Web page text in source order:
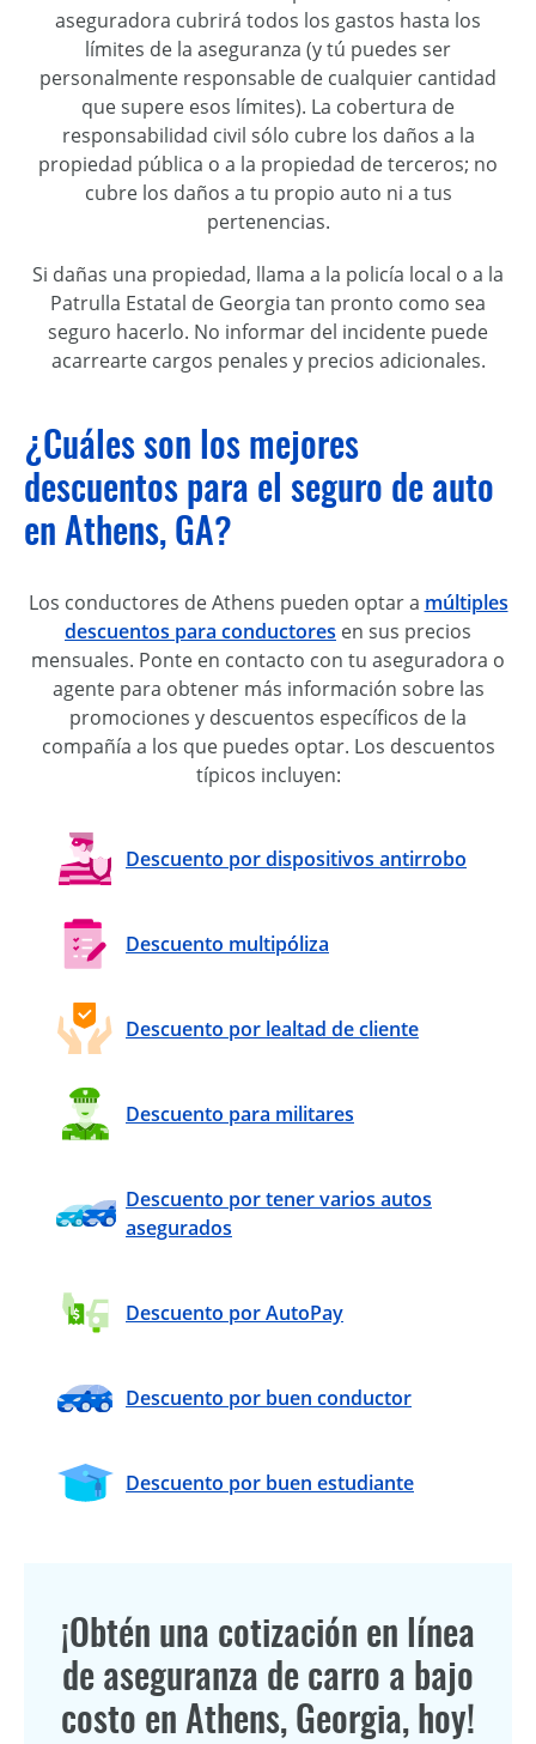
aseguradora cubrirá todos los gastos hasta los
límites de la aseguranza (y tú puedes ser
personalmente responsable de cualquier cantidad
que supere esos límites). La cobertura de
responsabilidad civil sólo cubre los daños a la
propiedad pública o a la propiedad de terceros; no
cubre los daños a tu propio auto ni a tus
pertenencias.
Si dañas una propiedad, llama a la policía local o a la
Patrulla Estatal de Georgia tan pronto como sea
seguro hacerlo. No informar del incidente puede
acarrearte cargos penales y precios adicionales.
¿Cuáles son los mejores
descuentos para el seguro de auto
en Athens, GA?
Los conductores de Athens pueden optar a múltiples
descuentos para conductores en sus precios
mensuales. Ponte en contacto con tu aseguradora o
agente para obtener más información sobre las
promociones y descuentos específicos de la
compañía a los que puedes optar. Los descuentos
típicos incluyen:
Descuento por dispositivos antirrobo
Descuento multipóliza
Descuento por lealtad de cliente
Descuento para militares
Descuento por tener varios autos
asegurados
Descuento por AutoPay
Descuento por buen conductor
Descuento por buen estudiante
¡Obtén una cotización en línea
de aseguranza de carro a bajo
costo en Athens, Georgia, hoy!